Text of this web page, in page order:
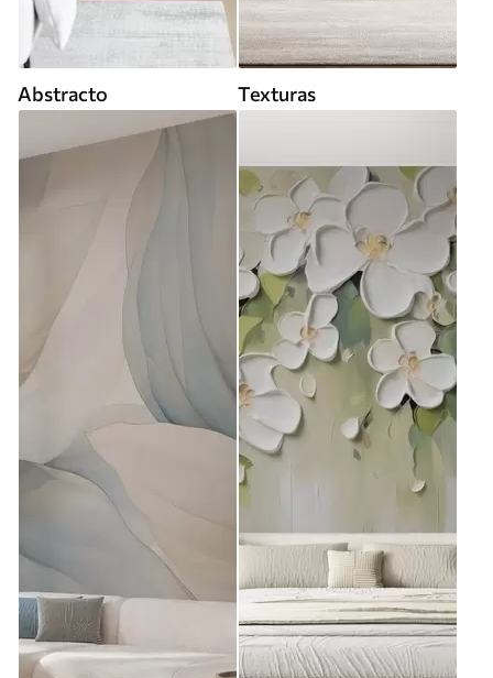
Abstracto Texturas